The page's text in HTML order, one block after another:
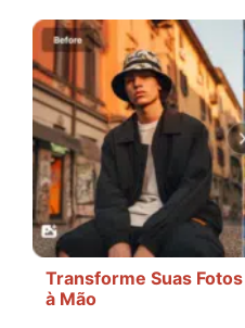
Transforme Suas
à Mão